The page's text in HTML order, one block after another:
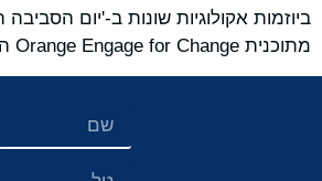
ביוזמות אקולוגיות שונות ב-'יום
מתוכנית Orange Engage for Change החדשה.